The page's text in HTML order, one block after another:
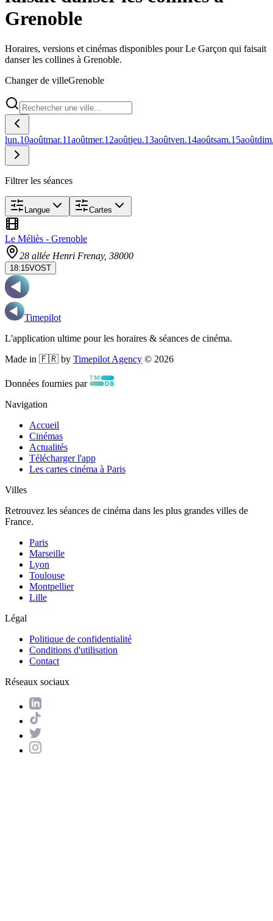
Grenoble
Horaires, versions et cinémas disponibles pour Le Garçon qui faisait
danser les collines à Grenoble.
Changer de villeGrenoble
lun.10aoûtmar.11aoûtmer.12aoûtjeu.13aoûtven.14aoûtsam.15août
Filtrer les séances
Langue Cartes
Le Méliès - Grenoble
28 allée Henri Frenay, 38000
18:15VOST
Timepilot
L'application ultime pour les horaires & séances de cinéma.
Made in 🇫🇷 by Timepilot Agency © 2026
Données fournies par
Navigation
Accueil
Cinémas
Actualités
Télécharger l'app
Les cartes cinéma à Paris
Villes
Retrouvez les séances de cinéma dans les plus grandes villes de
France.
Paris
Marseille
Lyon
Toulouse
Montpellier
Lille
Légal
Politique de confidentialité
Conditions d'utilisation
Contact
Réseaux sociaux